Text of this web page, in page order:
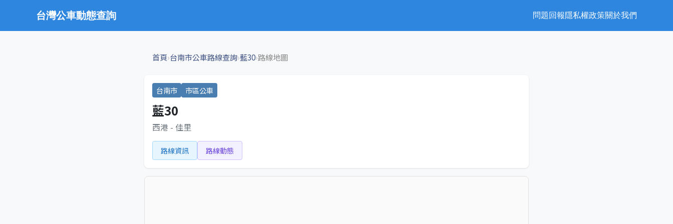
台灣公車動態查詢 問題回報隱私權政策關於我們
首頁›台南市公車路線查詢›藍30›路線地圖
台南市 市區公車
藍30
西港 - 佳里
路線資訊 路線動態